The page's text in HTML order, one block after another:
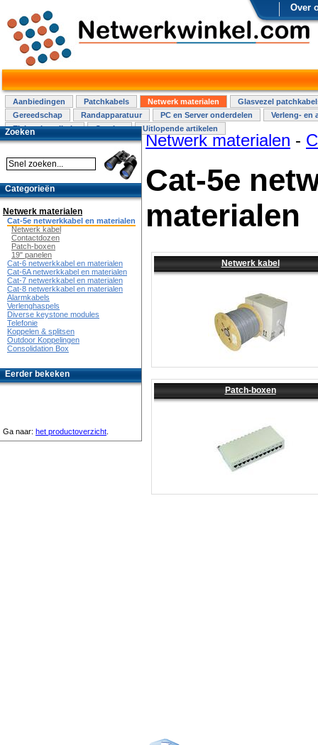
Over
Aanbiedingen Patchkabels Netwerk materialen
Glasvezel
Gereedschap
Randapparatuur PC en Server onderdelen
Verleng- en
Elektra installatie
Overige Uitlopende artikelen
Netwerk materialen -
Cat-5e
materialen
Netwerk kabel
Patch-boxen
Zoeken
Categorieën
Netwerk materialen
Cat-5e netwerkkabel en materialen
Netwerk kabel
Contactdozen
Patch-boxen
19" panelen
Cat-6 netwerkkabel en materialen
Cat-6A netwerkkabel en materialen
Cat-7 netwerkkabel en materialen
Cat-8 netwerkkabel en materialen
Alarmkabels
Verlenghaspels
Diverse keystone modules
Telefonie
Koppelen & splitsen
Outdoor Koppelingen
Consolidation Box
Eerder bekeken
Ga naar: het productoverzicht